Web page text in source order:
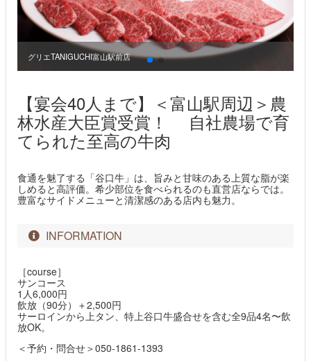
グリエTANIGUCHI富山駅前店
【宴会40人まで】＜富山駅周辺＞農
林水産大臣賞受賞！ 自社農場で育
てられた至高の牛肉
食通を魅了する「谷口牛」は、旨みと甘味のある上質な脂が楽
しめると高評価。希少部位を食べられるのも直営店ならでは。
豊富なサイドメニューと清潔感のある店内も魅力。
INFORMATION
［course］
サンコース
1人6,000円
飲放（90分）＋2,500円
サーロインから上タン、特上谷口牛盛合せを含む全9品4名〜飲
放OK。
＜予約・問合せ＞050-1861-1393